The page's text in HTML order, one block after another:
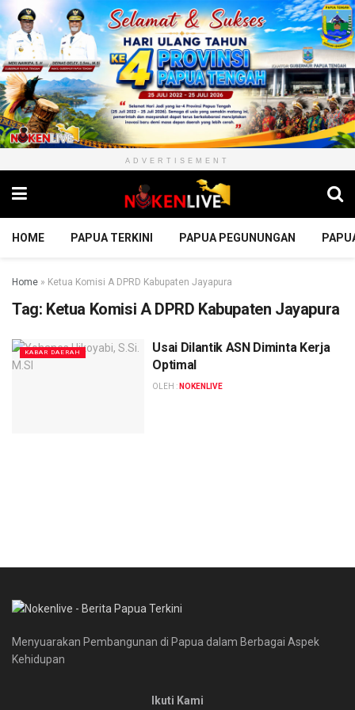
ADVERTISEMENT
HOME PAPUA TERKINI PAPUA PEGUNUNGAN
Home » Ketua Komisi A DPRD Kabupaten Jayapura
Tag: Ketua Komisi A DPRD Kabupaten Jayapura
KABAR DAERAH
Usai Dilantik ASN Diminta Kerja
Optimal
OLEH : NOKENLIVE
Menyuarakan Pembangunan di Papua dalam Berbagai Aspek
Kehidupan
Ikuti Kami